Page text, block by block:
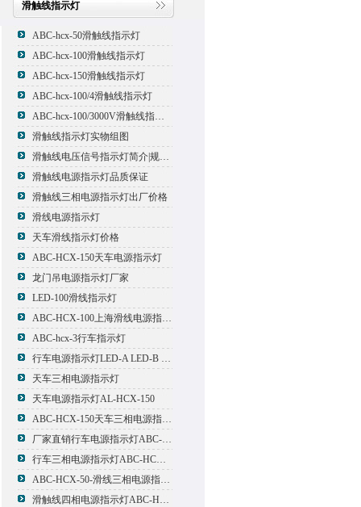
滑触线指示灯
ABC-hcx-50滑触线指示灯
ABC-hcx-100滑触线指示灯
ABC-hcx-150滑触线指示灯
ABC-hcx-100/4滑触线指示灯
ABC-hcx-100/3000V滑触线指示灯
滑触线指示灯实物组图
滑触线电压信号指示灯简介|规格|型号
滑触线电源指示灯品质保证
滑触线三相电源指示灯出厂价格
滑线电源指示灯
天车滑线指示灯价格
ABC-HCX-150天车电源指示灯
龙门吊电源指示灯厂家
LED-100滑线指示灯
ABC-HCX-100上海滑线电源指示灯厂家
ABC-hcx-3行车指示灯
行车电源指示灯LED-A LED-B LED-C
天车三相电源指示灯
天车电源指示灯AL-HCX-150
ABC-HCX-150天车三相电源指示灯出厂价格
厂家直销行车电源指示灯ABC-HCX-150
行车三相电源指示灯ABC-HCX-150
ABC-HCX-50-滑线三相电源指示灯厂家
滑触线四相电源指示灯ABC-HCX-100/4